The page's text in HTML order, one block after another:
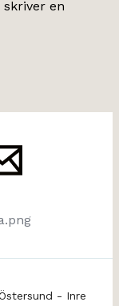
skriver en
- Inre